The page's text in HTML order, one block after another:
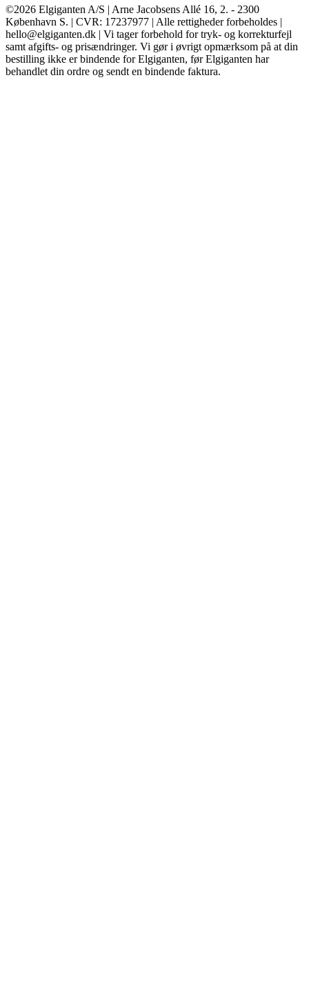
©2026 Elgiganten A/S | Arne Jacobsens Allé 16, 2. - 2300
København S. | CVR: 17237977 | Alle rettigheder forbeholdes |
hello@elgiganten.dk | Vi tager forbehold for tryk- og korrekturfejl
samt afgifts- og prisændringer. Vi gør i øvrigt opmærksom på at din
bestilling ikke er bindende for Elgiganten, før Elgiganten har
behandlet din ordre og sendt en bindende faktura.